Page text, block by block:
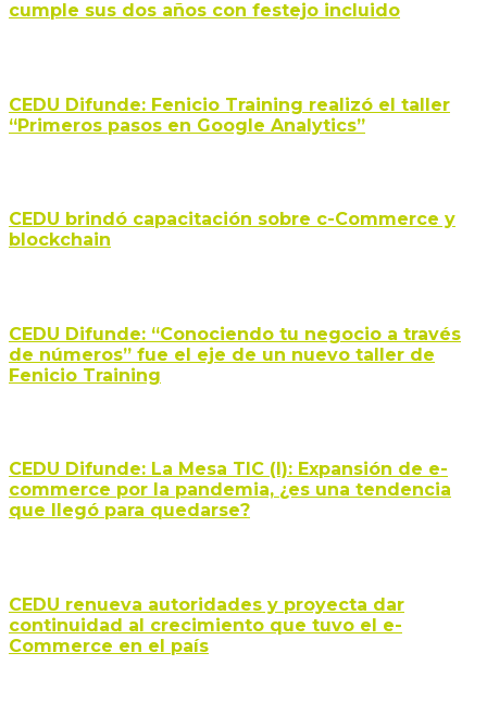
cumple sus dos años con festejo incluido
CEDU Difunde: Fenicio Training realizó el taller
“Primeros pasos en Google Analytics”
CEDU brindó capacitación sobre c-Commerce y
blockchain
CEDU Difunde: “Conociendo tu negocio a través
de números” fue el eje de un nuevo taller de
Fenicio Training
CEDU Difunde: La Mesa TIC (I): Expansión de e-
commerce por la pandemia, ¿es una tendencia
que llegó para quedarse?
CEDU renueva autoridades y proyecta dar
continuidad al crecimiento que tuvo el e-
Commerce en el país